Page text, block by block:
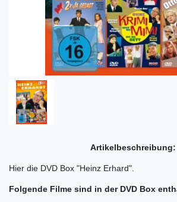
Artikelbeschreibung:
Hier die DVD Box "Heinz Erhard".
Folgende Filme sind in der DVD Box